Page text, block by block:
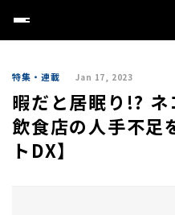
特集・連載 Jan 17, 2023
暇だと居眠り!?
飲食店の人手不足
トDX】